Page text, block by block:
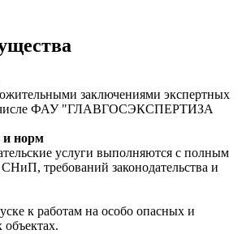
заключениями экспертных
числе ФАУ "ГЛАВГОСЭКСПЕРТИЗА
и норм
услуги выполняются с полным
требований законодательства и
к работам на особо опасных и